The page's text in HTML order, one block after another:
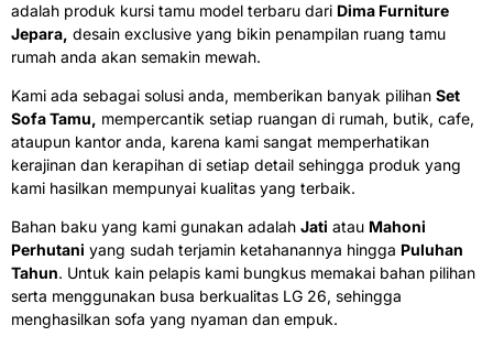
adalah produk kursi tamu model terbaru dari Dima Furniture
Jepara, desain exclusive yang bikin penampilan ruang tamu
rumah anda akan semakin mewah.
Kami ada sebagai solusi anda, memberikan banyak pilihan Set
Sofa Tamu, mempercantik setiap ruangan di rumah, butik, cafe,
ataupun kantor anda, karena kami sangat memperhatikan
kerajinan dan kerapihan di setiap detail sehingga produk yang
kami hasilkan mempunyai kualitas yang terbaik.
Bahan baku yang kami gunakan adalah Jati atau Mahoni
Perhutani yang sudah terjamin ketahanannya hingga Puluhan
Tahun. Untuk kain pelapis kami bungkus memakai bahan pilihan
serta menggunakan busa berkualitas LG 26, sehingga
menghasilkan sofa yang nyaman dan empuk.